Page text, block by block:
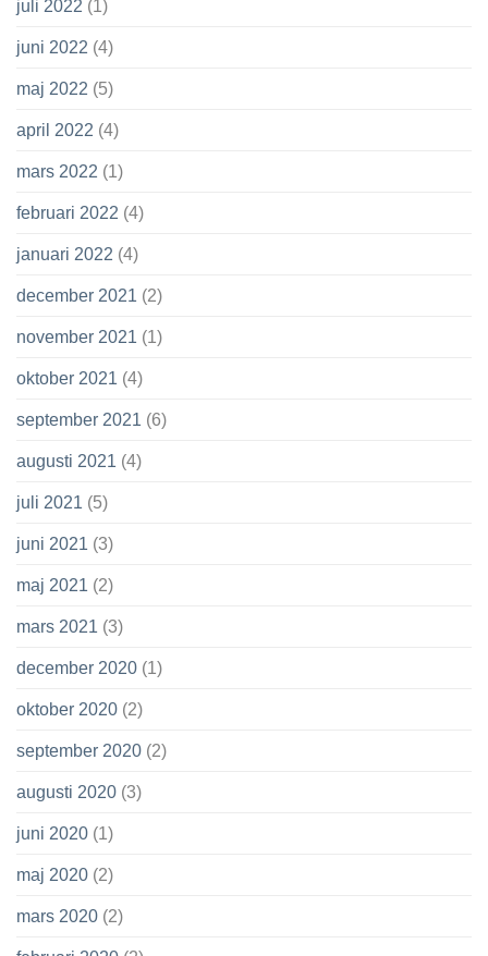
juli 2022 (1)
juni 2022 (4)
maj 2022 (5)
april 2022 (4)
mars 2022 (1)
februari 2022 (4)
januari 2022 (4)
december 2021 (2)
november 2021 (1)
oktober 2021 (4)
september 2021 (6)
augusti 2021 (4)
juli 2021 (5)
juni 2021 (3)
maj 2021 (2)
mars 2021 (3)
december 2020 (1)
oktober 2020 (2)
september 2020 (2)
augusti 2020 (3)
juni 2020 (1)
maj 2020 (2)
mars 2020 (2)